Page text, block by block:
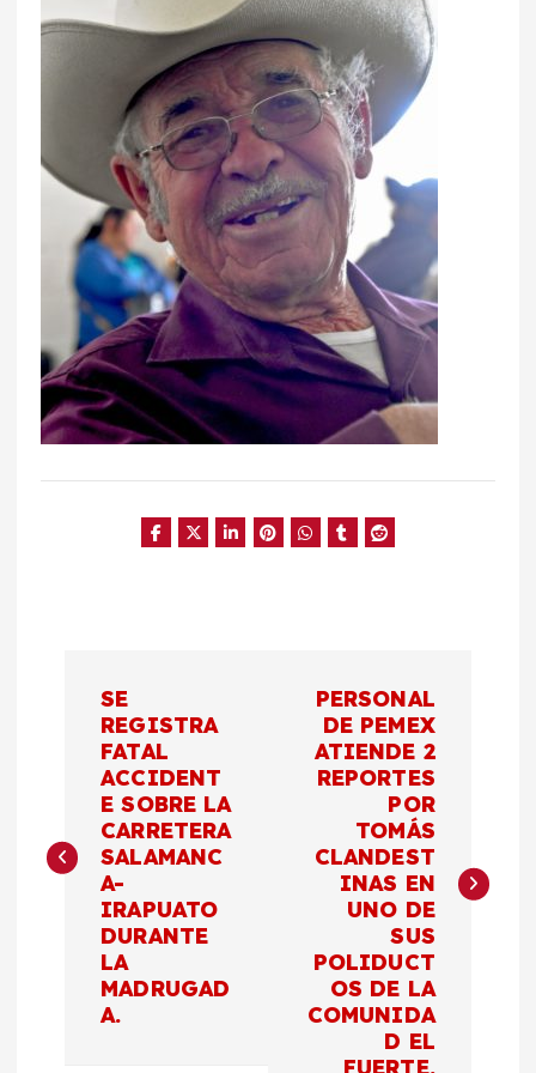
e
SE
REGISTRA
FATAL
ACCIDENT
E SOBRE LA
CARRETERA
SALAMANC
A-
IRAPUATO
DURANTE
LA
MADRUGAD
A.
PERSONAL
DE PEMEX
ATIENDE 2
REPORTES
POR
TOMÁS
CLANDEST
INAS EN
UNO DE
SUS
POLIDUCT
OS DE LA
COMUNIDA
D EL